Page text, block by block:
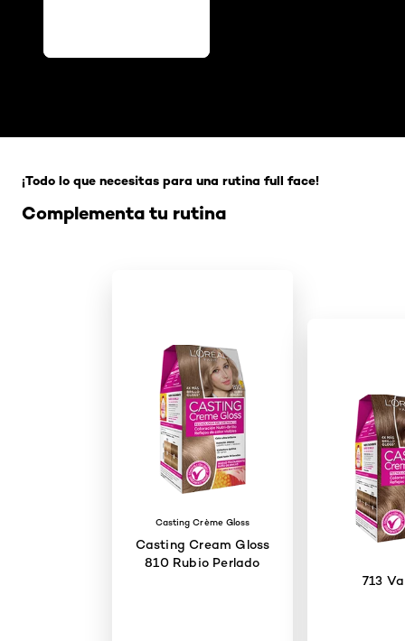
Complementa tu rutina
¡Todo lo que necesitas para una rutina full face!
Casting Crème Gloss
Casting Cream Gloss
810 Rubio Perlado
713